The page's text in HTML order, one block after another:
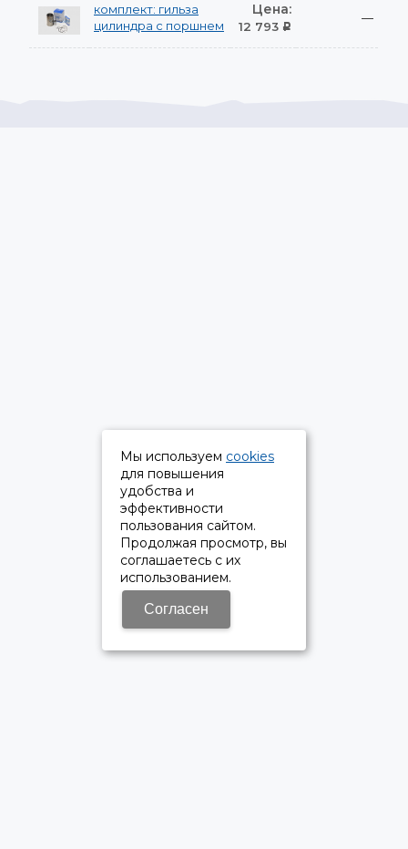
комплект: гильза
цилиндра с поршнем
Цена:
12 793 Р
—
Мы используем cookies
для повышения
удобства и
эффективности
пользования сайтом.
Продолжая просмотр, вы
соглашаетесь с их
использованием.
Согласен